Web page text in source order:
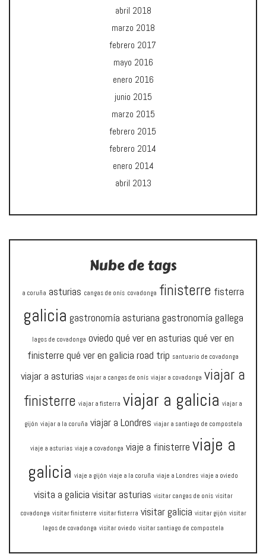
abril 2018
marzo 2018
febrero 2017
mayo 2016
enero 2016
junio 2015
marzo 2015
febrero 2015
febrero 2014
enero 2014
abril 2013
Nube de tags
a coruña asturias cangas de onís covadonga finisterre fisterra
galicia gastronomía asturiana gastronomía gallega
lagos de covadonga oviedo qué ver en asturias qué ver en
finisterre qué ver en galicia road trip santuario de covadonga
viajar a asturias viajar a cangas de onís viajar a covadonga viajar a
finisterre viajar a fisterra viajar a galicia viajar a
gijón viajar a la coruña viajar a Londres viajar a santiago de compostela
viaje a asturias viaje a covadonga viaje a finisterre viaje a
galicia viaje a gijón viaje a la coruña viaje a Londres viaje a oviedo
visita a galicia visitar asturias visitar cangas de onís visitar
covadonga visitar finisterre visitar fisterra visitar galicia visitar gijón visitar
lagos de covadonga visitar oviedo visitar santiago de compostela